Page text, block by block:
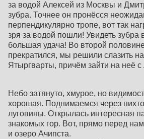
за водой Алексей из Москвы и
зубра. Точнее он пронёсся
перпендикулярно тропе, вот так
зря за водой пошли! Увидеть зубра
большая удача! Во второй
прекратился, мы решили слазить на
Ятыргварты, причём зайти на неё с
Небо затянуто, хмурое, но
хорошая. Поднимаемся через
луговины. Открылась интересная
знакомых гор. Вот, прямо перед
и озеро Ачипста.